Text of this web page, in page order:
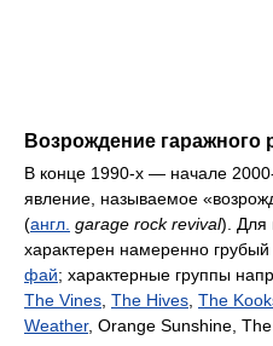
Возрождение гаражного
В конце 1990-х — начале
явление, называемое
(англ. garage rock revival). Для
характерен намеренно грубый
фай; характерные группы
The Vines, The Hives, The
Weather, Orange Sunshine,